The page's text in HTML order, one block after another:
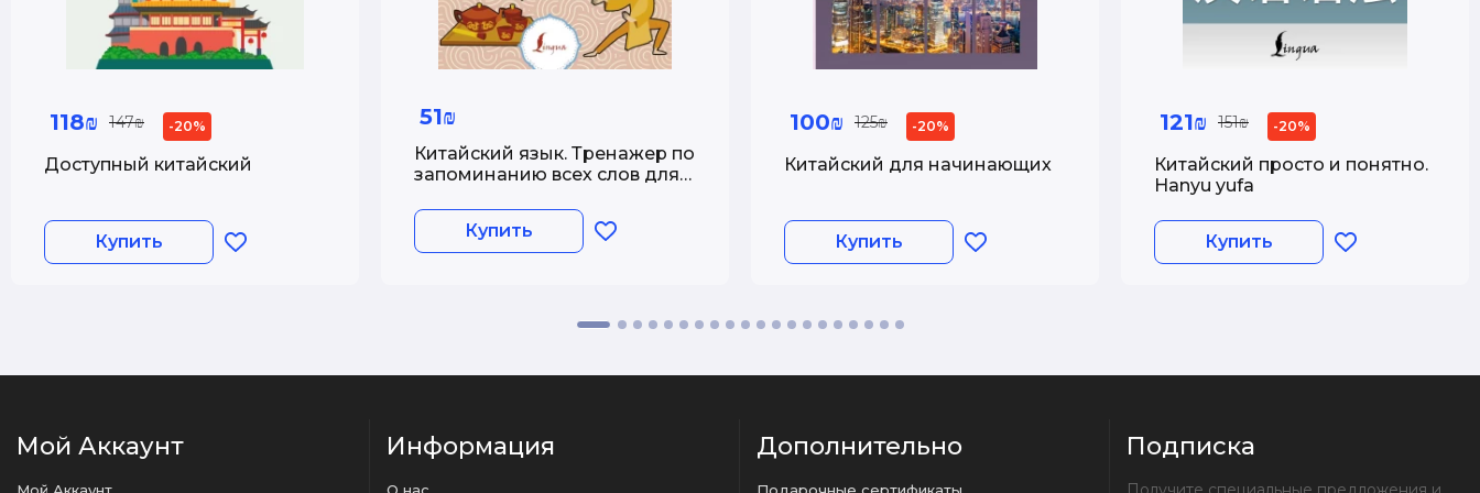
118₪ 147₪ -20%
Доступный китайский
Купить
51₪
Китайский язык. Тренажер по
запоминанию всех слов для
Купить
100₪ 125₪ -20%
Китайский для начинающих
Купить
121₪ 151₪ -20%
Китайский просто и понятно.
Hanyu yufa
Купить
Мой Аккаунт
Мой Аккаунт
Информация
О нас
Дополнительно
Подарочные сертификаты
Подписка